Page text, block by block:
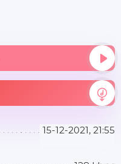
15-12-2021, 21:55